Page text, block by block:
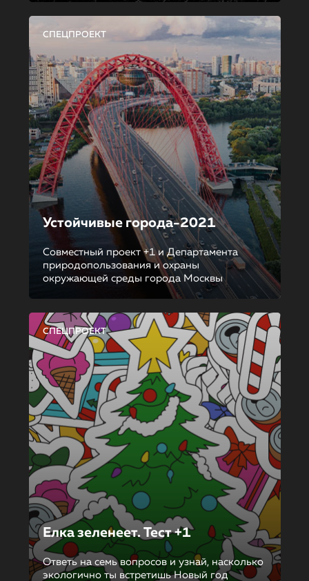
СПЕЦПРОЕКТ
Устойчивые города-2021
Совместный проект +1 и Департамента
природопользования и охраны
окружающей среды города Москвы
СПЕЦПРОЕКТ
Елка зеленеет. Тест +1
Ответь на семь вопросов и узнай, насколько
экологично ты встретишь Новый год